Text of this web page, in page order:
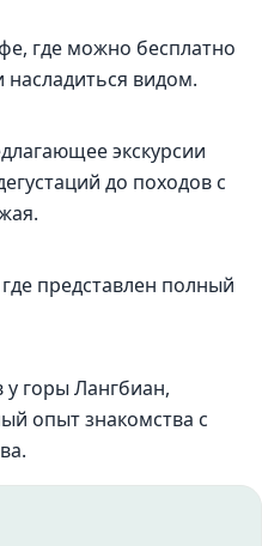
где можно бесплатно
насладиться видом.
экскурсии
до походов с
представлен полный
горы Лангбиан,
опыт знакомства с